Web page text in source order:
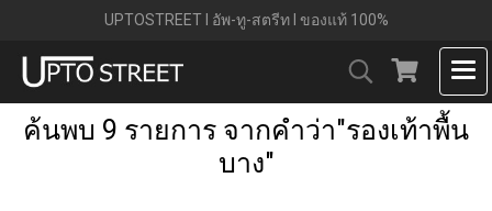
UPTOSTREET l อัพ-ทู-สตรีท l ของแท้ 100%
ค้นพบ 9 รายการ จากคำว่า"รองเท้าพื้น
บาง"